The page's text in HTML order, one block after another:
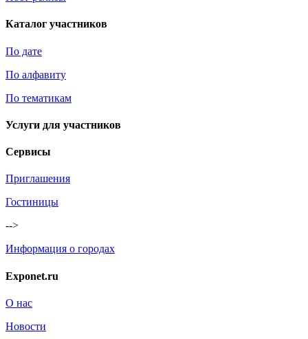
Каталог участников
По дате
По алфавиту
По тематикам
Услуги для участников
Сервисы
Приглашения
Гостиницы
-->
Информация о городах
Exponet.ru
О нас
Новости